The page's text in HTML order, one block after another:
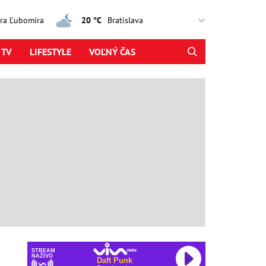
Ľubomíra 20 °C
LIFESTYLE VOĽNÝ ČAS
STREAM
NAŽIVO
Daft Punk